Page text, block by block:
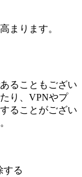
まります。
ることもござい
り、VPNやプ
ることがござい
する